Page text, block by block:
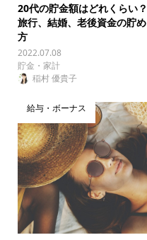
20代の貯金額はどれくらい？
旅行、結婚、老後資金の貯め
方
2022.07.08
貯金・家計
稲村 優貴子
給与・ボーナス